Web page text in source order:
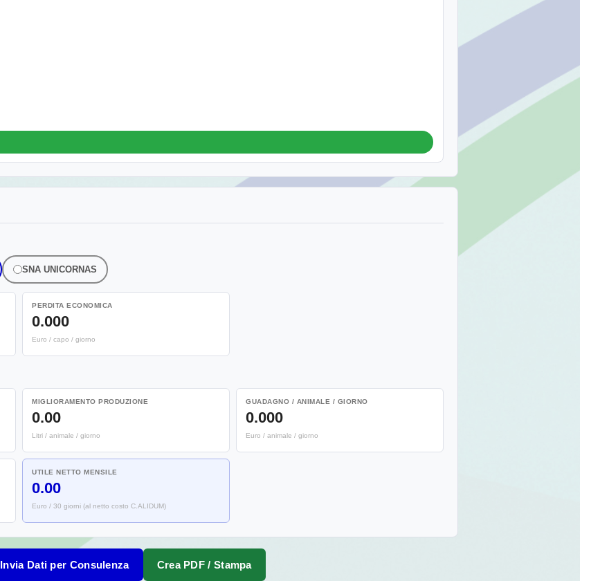
SNA UNICORNAS
PERDITA ECONOMICA
0.000
Euro / capo / giorno
MIGLIORAMENTO PRODUZIONE
0.00
Litri / animale / giorno
GUADAGNO / ANIMALE / GIORNO
0.000
Euro / animale / giorno
UTILE NETTO MENSILE
0.00
Euro / 30 giorni (al netto costo C.ALIDUM)
Invia Dati per Consulenza Crea PDF / Stampa